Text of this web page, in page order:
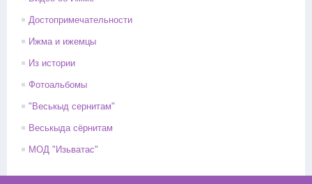
Достопримечательности
Ижма и ижемцы
Из истории
Фотоальбомы
"Веськыд сернитам"
Веськыда сёрнитам
МОД "Изьватас"